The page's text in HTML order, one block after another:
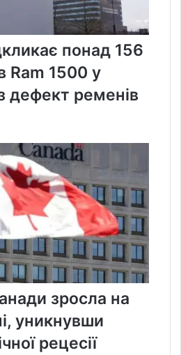
понад 156
Ram 1500 у
дефект ременів
зросла на
уникнувши
рецесії